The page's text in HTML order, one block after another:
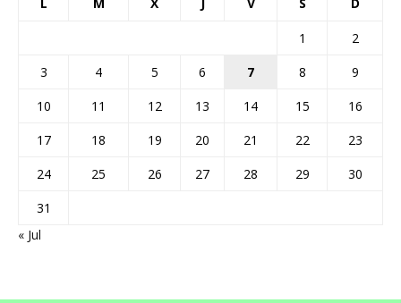
1
2
3
4 5 6 7 8
9
10
11 12 13 14 15
16
17
18 19 20 21 22
23
24
25 26 27 28 29
30
31
« Jul